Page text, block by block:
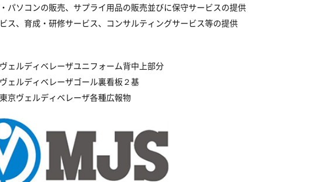
パソコンの販売、サプライ用品の販売並びに保守サービスの提供
ス、育成・研修サービス、コンサルティングサービス等の提供
ェルディベレーザユニフォーム背中上部分
ェルディベレーザゴール裏看板２基
京ヴェルディベレーザ各種広報物